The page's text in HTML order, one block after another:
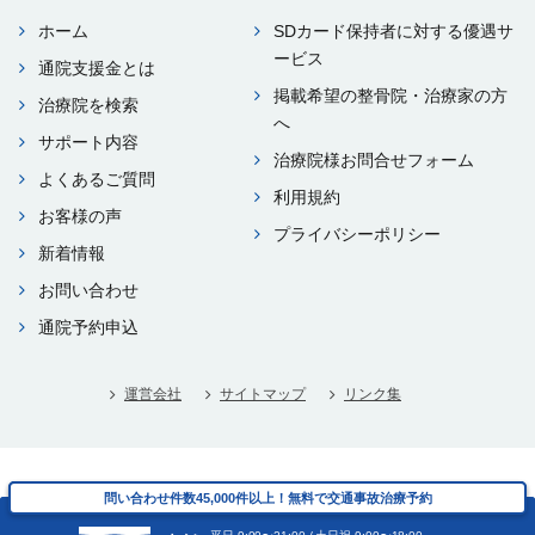
問い合わせ件数45,000件以上！無料で交通事故治療予約
問い合わせ件数45,000件以上！無料で交通事故治療予約
ホーム
通院⽀援⾦とは
治療院を検索
サポート内容
よくあるご質問
お客様の声
新着情報
お問い合わせ
通院予約申込
SDカード保持者に対する優遇サ
ービス
掲載希望の整⾻院・治療家の⽅
へ
治療院様お問合せフォーム
利⽤規約
プライバシーポリシー
運営会社 サイトマップ リンク集
Copyright © i-think Co.,Ltd. All rights reserved.